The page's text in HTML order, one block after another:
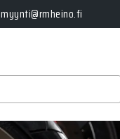
myynti@rmheino.fi